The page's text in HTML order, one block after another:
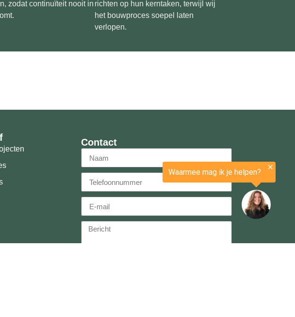
zodat continuïteit nooit in richten op hun kerntaken, terwijl wij
het bouwproces soepel laten
verlopen.
Contact